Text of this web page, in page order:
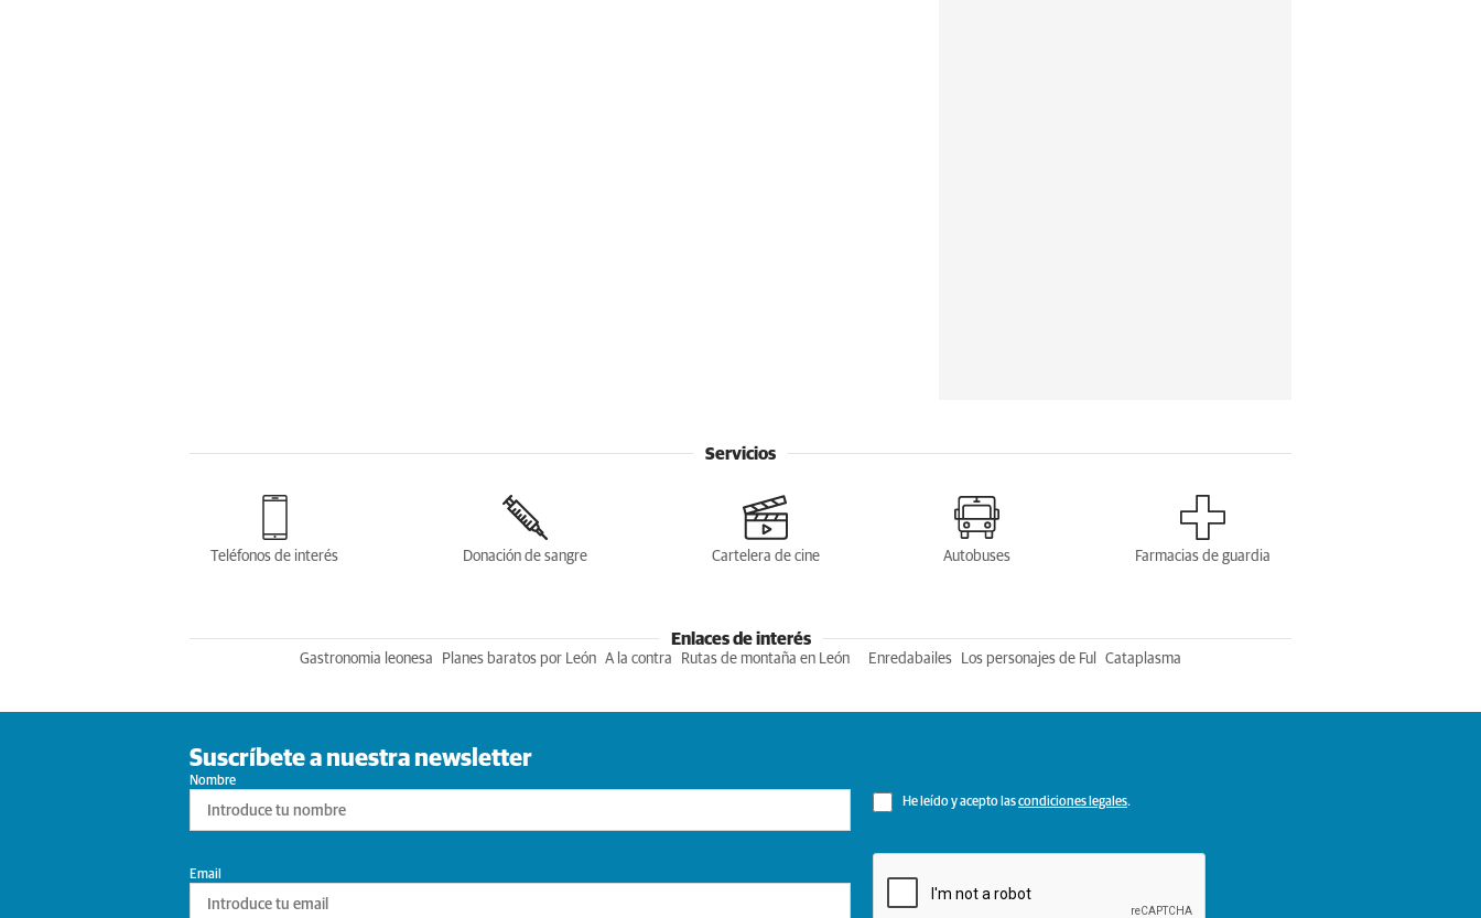
Servicios
Teléfonos de interés Donación de sangre Cartelera de cine Autobuses Farmacias de guardia
Enlaces de interés
Gastronomia leonesa Planes baratos por León A la contra Rutas de montaña en León Enredabailes Los personajes de Ful Cataplasma
Suscríbete a nuestra newsletter
Nombre
He leído y acepto lascondiciones legales.
Email